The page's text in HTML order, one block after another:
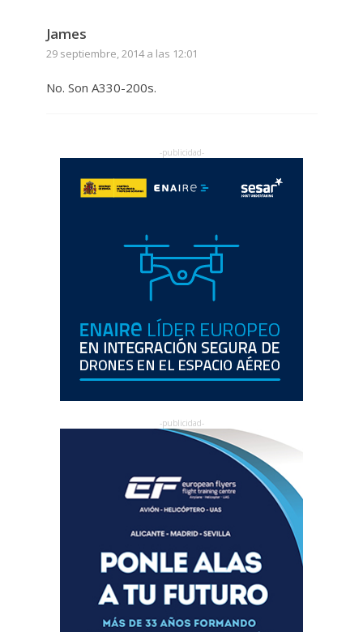
James
29 septiembre, 2014 a las 12:01
No. Son A330-200s.